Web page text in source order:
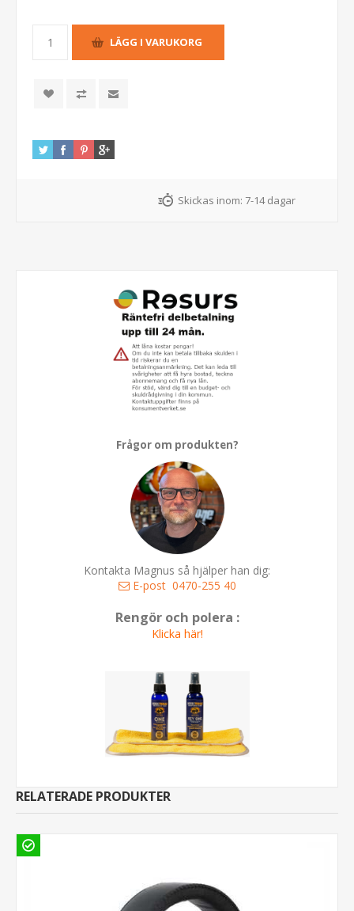
Skickas inom: 7-14 dagar
Frågor om produkten?
Kontakta Magnus så hjälper han dig:
E-post 0470-255 40
Rengör och polera :
Klicka här!
RELATERADE PRODUKTER